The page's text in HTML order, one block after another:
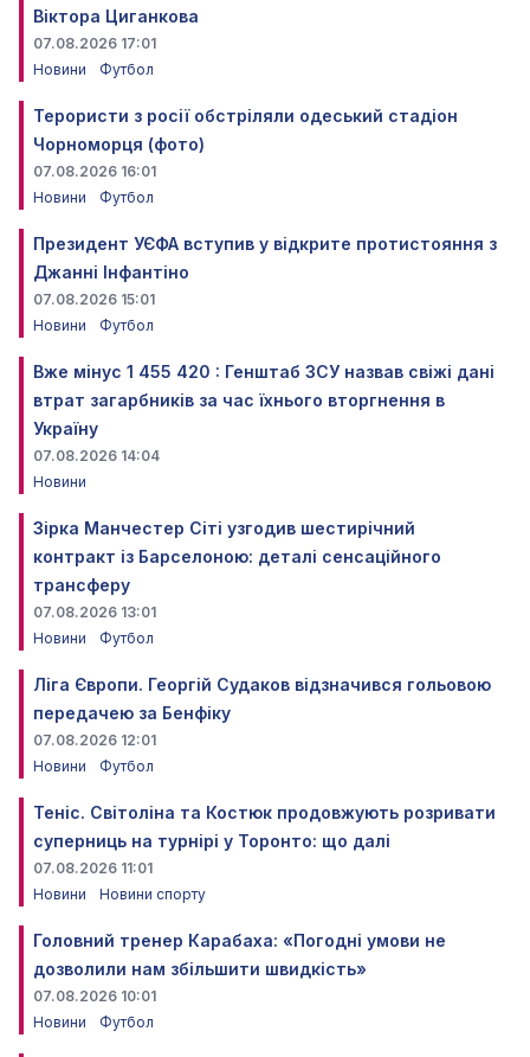
Віктора Циганкова
07.08.2026 17:01
Новини
Футбол
Терористи з росії обстріляли одеський стадіон
Чорноморця (фото)
07.08.2026 16:01
Новини
Футбол
Президент УЄФА вступив у відкрите протистояння з
Джанні Інфантіно
07.08.2026 15:01
Новини
Футбол
Вже мінус 1 455 420 : Генштаб ЗСУ назвав свіжі дані
втрат загарбників за час їхнього вторгнення в
Україну
07.08.2026 14:04
Новини
Зірка Манчестер Сіті узгодив шестирічний
контракт із Барселоною: деталі сенсаційного
трансферу
07.08.2026 13:01
Новини
Футбол
Ліга Європи. Георгій Судаков відзначився гольовою
передачею за Бенфіку
07.08.2026 12:01
Новини
Футбол
Теніс. Світоліна та Костюк продовжують розривати
суперниць на турнірі у Торонто: що далі
07.08.2026 11:01
Новини
Новини спорту
Головний тренер Карабаха: «Погодні умови не
дозволили нам збільшити швидкість»
07.08.2026 10:01
Новини
Футбол